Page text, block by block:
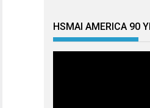
HSMAI AMERICA 90